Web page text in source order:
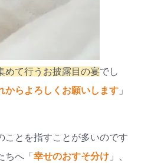
めて行うお披露目の宴でし
からよろしくお願いします 」
ことを指すことが多いのです
ちへ「 幸せのおすそ分け 」、